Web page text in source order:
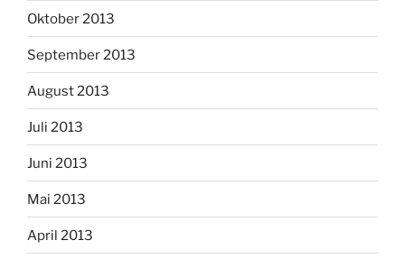
Oktober 2013
September 2013
August 2013
Juli 2013
Juni 2013
Mai 2013
April 2013